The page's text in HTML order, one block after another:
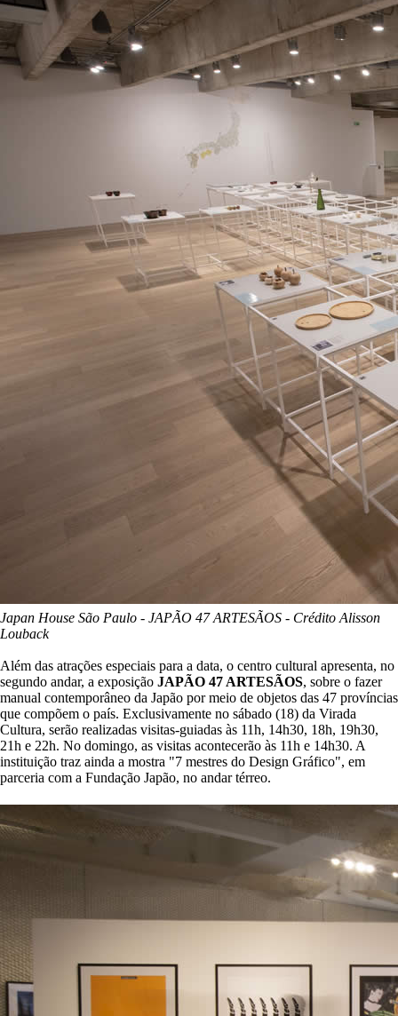
Japan House São Paulo - JAPÃO 47 ARTESÃOS - Crédito Alisson
Louback
Além das atrações especiais para a data, o centro cultural apresenta, no
segundo andar, a exposição JAPÃO 47 ARTESÃOS, sobre o fazer
manual contemporâneo da Japão por meio de objetos das 47 províncias
que compõem o país. Exclusivamente no sábado (18) da Virada
Cultura, serão realizadas visitas-guiadas às 11h, 14h30, 18h, 19h30,
21h e 22h. No domingo, as visitas acontecerão às 11h e 14h30. A
instituição traz ainda a mostra "7 mestres do Design Gráfico", em
parceria com a Fundação Japão, no andar térreo.